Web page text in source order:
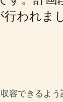
われま
容できるよ